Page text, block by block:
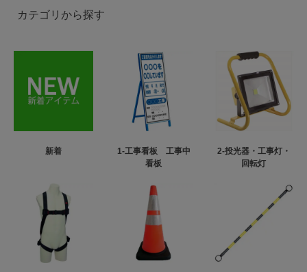
カテゴリから探す
新着
1-工事看板 工事中
看板
2-投光器・工事灯・
回転灯